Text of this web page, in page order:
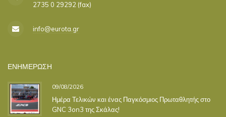
2735 0 29292 (fax)
info@eurota.gr
ΕΝΗΜΕΡΩΣΗ
09/08/2026
Ημέρα Τελικών και ένας Παγκόσμιος Πρωταθλητής στο
GNC 3on3 της Σκάλας!